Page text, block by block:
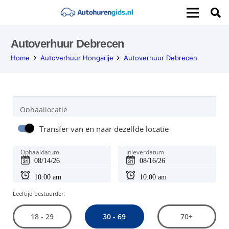
Autoverhuur Debrecen
Home Autoverhuur Hongarije Autoverhuur Debrecen
Ophaallocatie
Transfer van en naar dezelfde locatie
Ophaaldatum Inleverdatum
Leeftijd bestuurder:
18 - 29 30 - 69 70+